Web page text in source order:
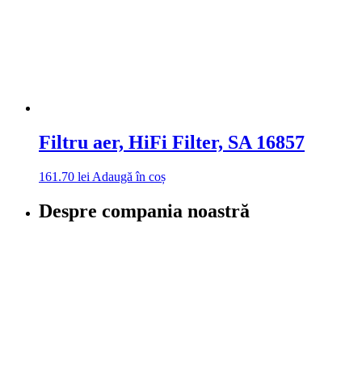
Filtru aer, HiFi Filter, SA 16857
161.70 lei Adaugă în coș
Despre compania noastră